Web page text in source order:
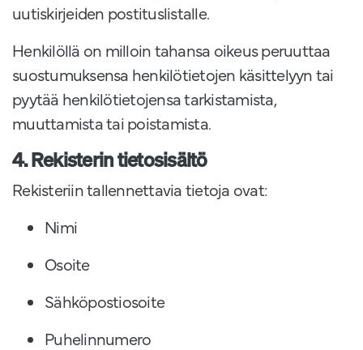
uutiskirjeiden postituslistalle.
Henkilöllä on milloin tahansa oikeus peruuttaa
suostumuksensa henkilötietojen käsittelyyn tai
pyytää henkilötietojensa tarkistamista,
muuttamista tai poistamista.
4. Rekisterin tietosisältö
Rekisteriin tallennettavia tietoja ovat:
Nimi
Osoite
Sähköpostiosoite
Puhelinnumero